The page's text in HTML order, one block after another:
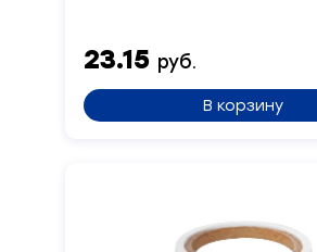
23.15 руб.
В корзину